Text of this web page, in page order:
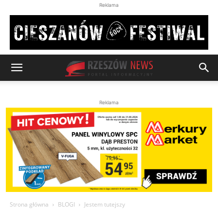
Reklama
Reklama
Strona główna BLOGI Jestem tutejszy